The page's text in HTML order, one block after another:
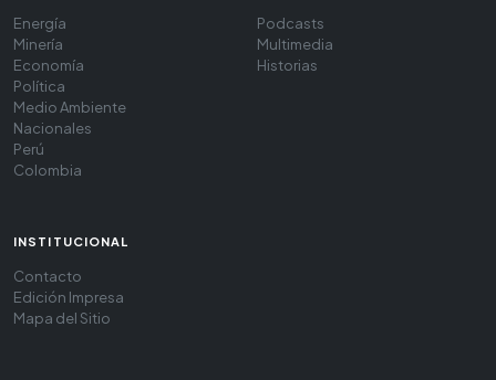
Energía
Minería
Economía
Política
Medio Ambiente
Nacionales
Perú
Colombia
Podcasts
Multimedia
Historias
INSTITUCIONAL
Contacto
Edición Impresa
Mapa del Sitio